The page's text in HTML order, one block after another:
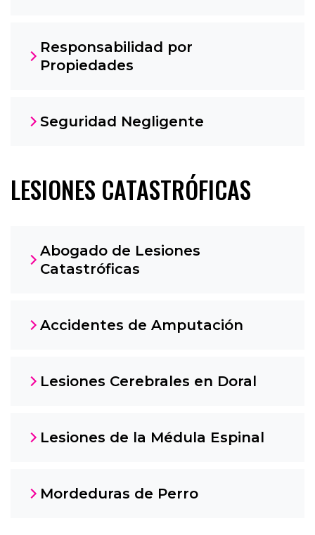
Responsabilidad por
Propiedades
Seguridad Negligente
LESIONES CATASTRÓFICAS
Abogado de Lesiones
Catastróficas
Accidentes de Amputación
Lesiones Cerebrales en Doral
Lesiones de la Médula Espinal
Mordeduras de Perro